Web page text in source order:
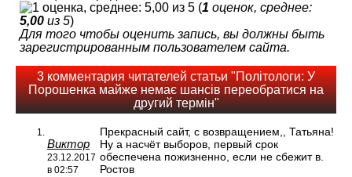
(1 оценок, среднее:
5,00 из 5)
Для того чтобы оценить запись, вы должны быть
зарегистрированным пользователем сайта.
3 комментария читателей статьи "Політологи: У
Порошенка майже немає шансів переобратися на
другий термін"
Виктор
23.12.2017
в 02:57
Прекрасный сайт, с возвращением,, Татьяна!
Ну а насчёт выборов, первый срок
обеспечена пожизненно, если не сбежит в.
Ростов